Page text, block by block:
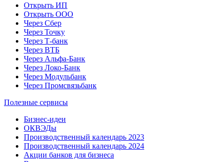
Открыть ИП
Открыть ООО
Через Сбер
Через Точку
Через Т-банк
Через ВТБ
Через Альфа-Банк
Через Локо-Банк
Через Модульбанк
Через Промсвязьбанк
Полезные сервисы
Бизнес-идеи
ОКВЭДы
Производственный календарь 2023
Производственный календарь 2024
Акции банков для бизнеса